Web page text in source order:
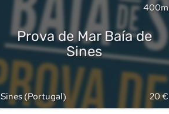
400m
Prova de Mar Baía de
Sines
Sines (Portugal) 20 €